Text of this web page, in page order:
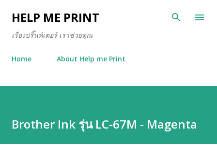
Skip to main content
HELP ME PRINT
เรื่องปริ๊นท์เตอร์ เราช่วยคุณ
Home About Help me Print
Brother Ink รุ่น LC-67M - Magenta